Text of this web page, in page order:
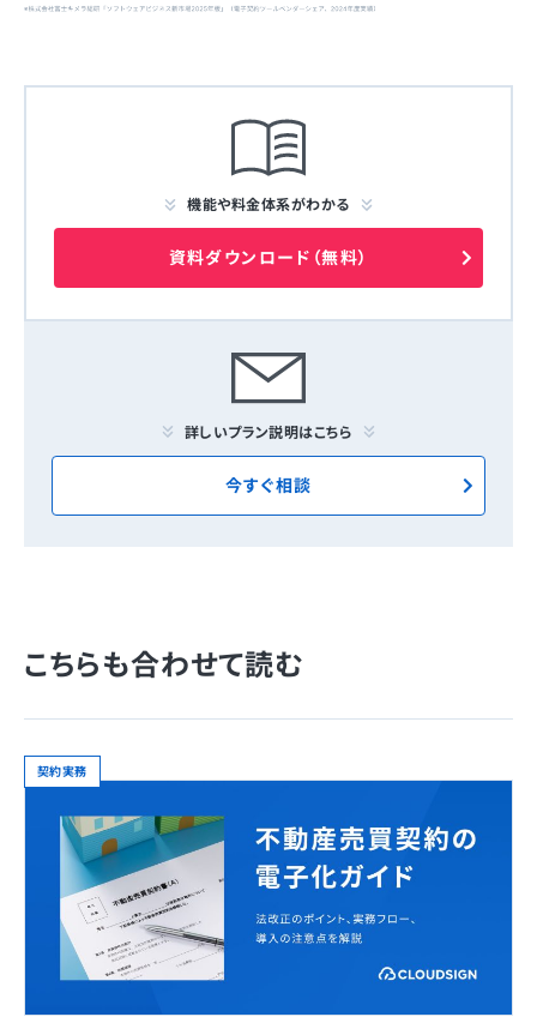
機能や料金体系がわかる
資料ダウンロード（無料）
詳しいプラン説明はこちら
今すぐ相談
こちらも合わせて読む
契約実務